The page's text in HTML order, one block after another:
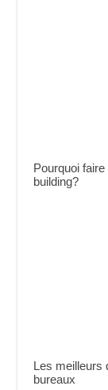
Pourquoi
building?
Les meilleurs
bureaux